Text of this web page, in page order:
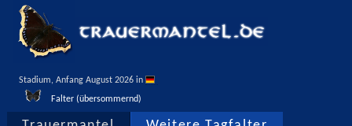
Stadium, Anfang August 2026 in
Falter (übersommernd)